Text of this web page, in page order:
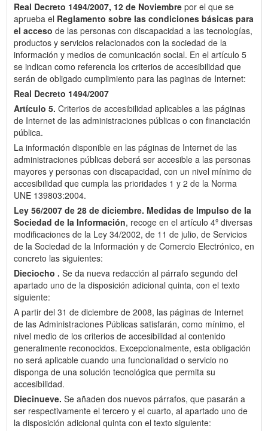
Real Decreto 1494/2007, 12 de Noviembre por el que se
aprueba el Reglamento sobre las condiciones básicas para
el acceso de las personas con discapacidad a las tecnologías,
productos y servicios relacionados con la sociedad de la
información y medios de comunicación social. En el artículo 5
se indican como referencia los criterios de accesibilidad que
serán de obligado cumplimiento para las paginas de Internet:
Real Decreto 1494/2007
Artículo 5. Criterios de accesibilidad aplicables a las páginas
de Internet de las administraciones públicas o con financiación
pública.
La información disponible en las páginas de Internet de las
administraciones públicas deberá ser accesible a las personas
mayores y personas con discapacidad, con un nivel mínimo de
accesibilidad que cumpla las prioridades 1 y 2 de la Norma
UNE 139803:2004.
Ley 56/2007 de 28 de diciembre. Medidas de Impulso de la
Sociedad de la Información, recoge en el artículo 4º diversas
modificaciones de la Ley 34/2002, de 11 de julio, de Servicios
de la Sociedad de la Información y de Comercio Electrónico, en
concreto las siguientes:
Dieciocho . Se da nueva redacción al párrafo segundo del
apartado uno de la disposición adicional quinta, con el texto
siguiente:
A partir del 31 de diciembre de 2008, las páginas de Internet
de las Administraciones Públicas satisfarán, como mínimo, el
nivel medio de los criterios de accesibilidad al contenido
generalmente reconocidos. Excepcionalmente, esta obligación
no será aplicable cuando una funcionalidad o servicio no
disponga de una solución tecnológica que permita su
accesibilidad.
Diecinueve. Se añaden dos nuevos párrafos, que pasarán a
ser respectivamente el tercero y el cuarto, al apartado uno de
la disposición adicional quinta con el texto siguiente: